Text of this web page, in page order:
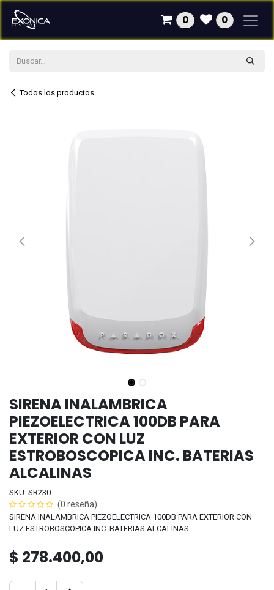
Ir al contenido
0 0
Todos los productos
SIRENA INALAMBRICA
PIEZOELECTRICA 100DB PARA
EXTERIOR CON LUZ
ESTROBOSCOPICA INC. BATERIAS
ALCALINAS
SKU: SR230
(0 reseña)
SIRENA INALAMBRICA PIEZOELECTRICA 100DB PARA EXTERIOR CON
LUZ ESTROBOSCOPICA INC. BATERIAS ALCALINAS
$ 278.400,00